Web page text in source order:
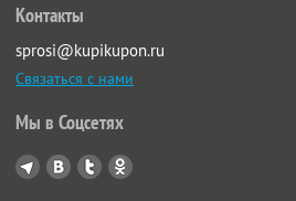
Контакты
sprosi@kupikupon.ru
Связаться с нами
Мы в Соцсетях